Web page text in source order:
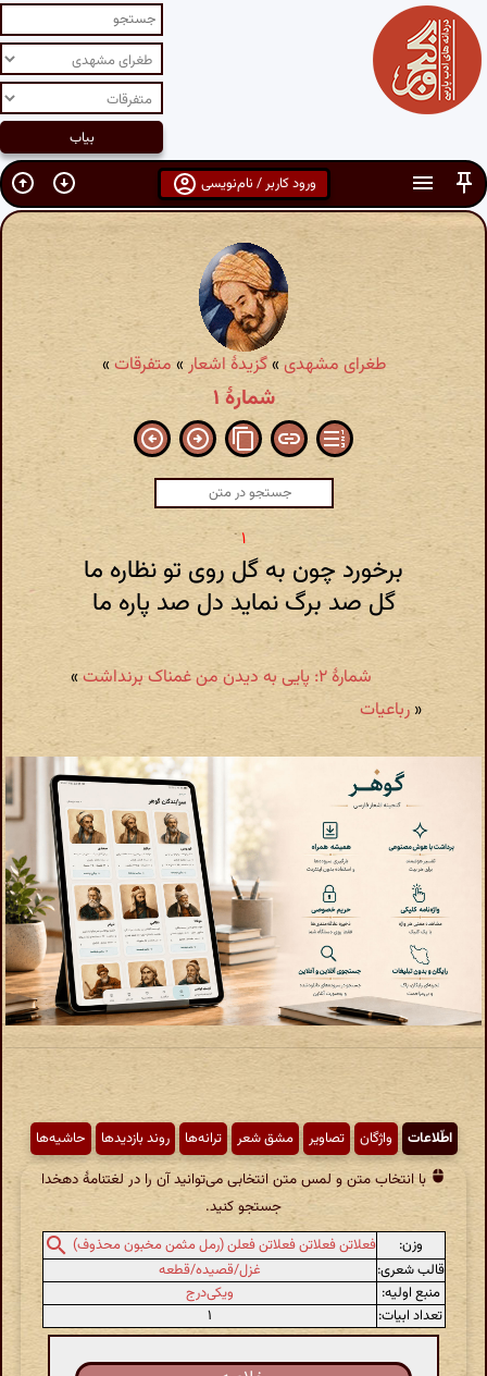
ورود کاربر / نام‌نویسی
طغرای مشهدی»گزیدهٔ اشعار» متفرقات»
شمارهٔ ۱
برخورد چون به گل روی تو نظاره ما
گل صد برگ نماید دل صد پاره ما
شمارهٔ ۲: پایی به دیدن من غمناک برنداشت
»
« رباعیات
اطّلاعات واژگان تصاویر مشق شعر ترانه‌ها روند بازدیدها حاشیه‌ها
با انتخاب متن و لمس متن انتخابی می‌توانید آن را در لغتنامهٔ دهخدا
جستجو کنید.
وزن:
فعلاتن فعلاتن فعلاتن فعلن (رمل مثمن مخبون محذوف)
قالب شعری:
غزل/قصیده/قطعه
منبع اولیه:
ویکی‌درج
تعداد ابیات:
۱